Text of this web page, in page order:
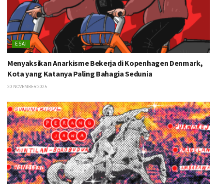
ESAI
Menyaksikan Anarkisme Bekerja di Kopenhagen Denmark,
Kota yang Katanya Paling Bahagia Sedunia
20 NOVEMBER 2025